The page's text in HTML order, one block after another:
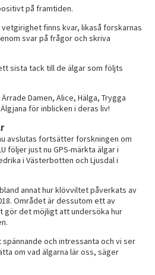
på framtiden.
finns kvar, likaså forskarnas
svar på frågor och skriva
sista tack till de älgar som följts
Damen, Alice, Hälga, Trygga
för inblicken i deras liv!
avslutas fortsätter forskningen om
följer just nu GPS-märkta älgar i
i Västerbotten och Ljusdal i
annat hur klövviltet påverkats av
Området är dessutom ett av
det möjligt att undersöka hur
och intressanta och vi ser
om vad älgarna lär oss, säger